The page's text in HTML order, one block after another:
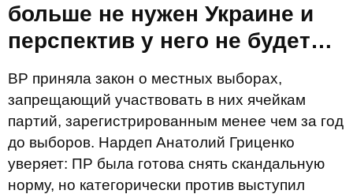
больше не нужен Украине и
перспектив у него не будет…
ВР приняла закон о местных выборах,
запрещающий участвовать в них ячейкам
партий, зарегистрированным менее чем за год
до выборов. Нардеп Анатолий Гриценко
уверяет: ПР была готова снять скандальную
норму, но категорически против выступил